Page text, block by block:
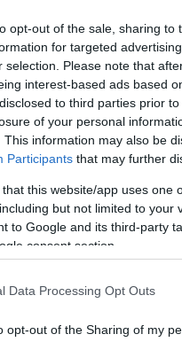
opt-out of the sale, sharing
for targeted
selection. Please note that
interest-based ads based
to third parties prior
of your personal
This information may also be
Participants that may further
that this website/app uses
but not limited to your
to Google and its third-party
consent section.
Data Processing Opt Outs
opt-out of the Sharing of my
8+1 tévhit és
kapcsán
A pillanat ereje:
meglovagolása
PR-ban
id/5784678